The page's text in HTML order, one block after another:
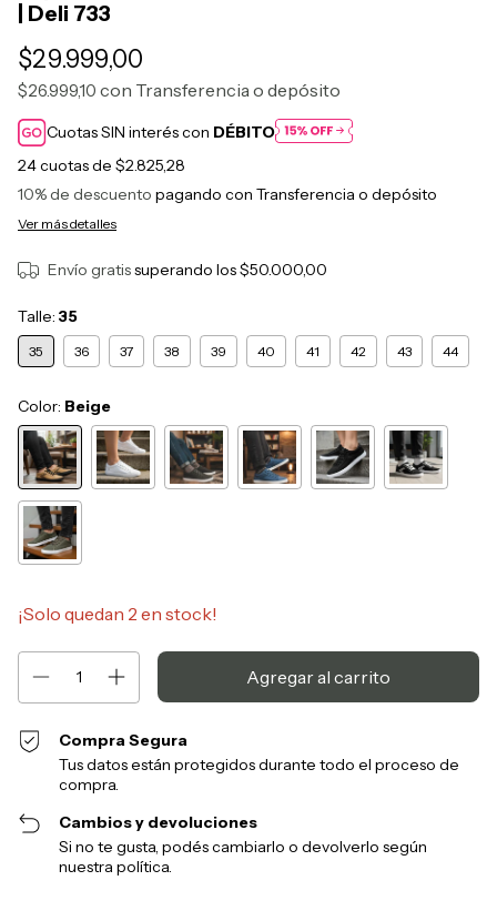
| Deli 733
$29.999,00
$26.999,10 con Transferencia o depósito
Cuotas SIN interés con DÉBITO
24cuotas de $2.825,28
10% de descuento pagando con Transferencia o depósito
Ver más detalles
Envío gratissuperando los$50.000,00
Talle: 35
35 36 37 38 39 40 41 42 43 44
Color: Beige
¡Solo quedan 2 en stock!
Compra Segura
Tus datos están protegidos durante todo el proceso de
compra.
Cambios y devoluciones
Si no te gusta, podés cambiarlo o devolverlo según
nuestra política.